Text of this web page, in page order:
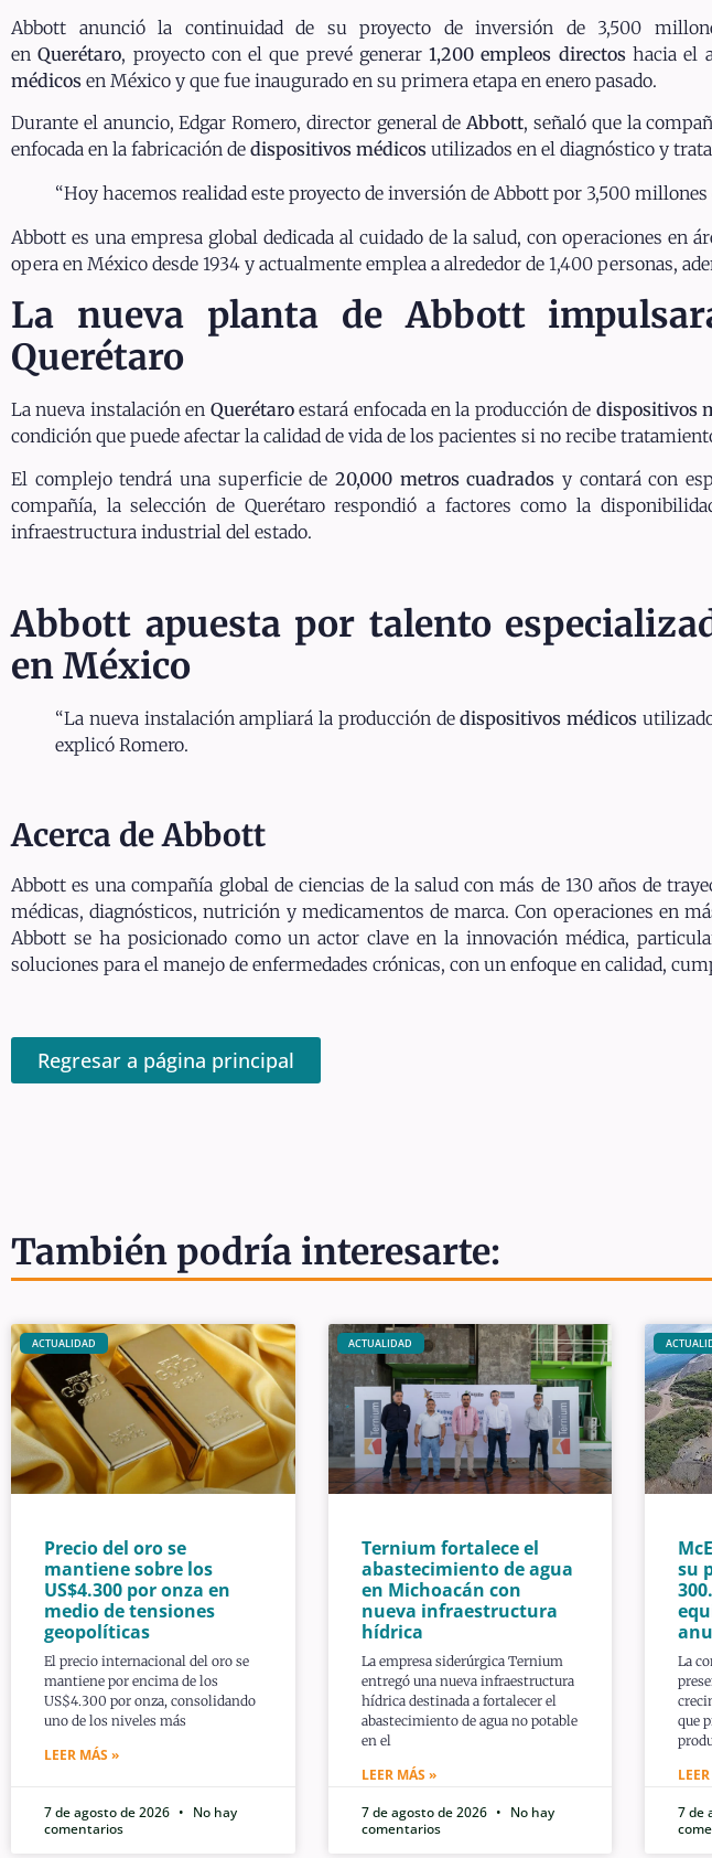
Abbott anunció la continuidad de su proyecto de inversión de 3,500
enQuerétaro, proyecto con el que prevé generar1,200 empleos directoshacia el
médicos en México y que fue inaugurado en su primera etapa en enero pasado.
Durante el anuncio, Edgar Romero, director general deAbbott, señaló que la
enfocada en la fabricación de dispositivos médicos utilizados en el diagnóstico y
“Hoy hacemos realidad este proyecto de inversión de Abbott por 3,500
Abbott es una empresa global dedicada al cuidado de la salud, con operaciones en
opera en México desde 1934 y actualmente emplea a alrededor de 1,400 personas,
La nueva planta de Abbott
Querétaro
La nueva instalación en Querétaroestará enfocada en la producción de dispositivos
condición que puede afectar la calidad de vida de los pacientes si no recibe
El complejo tendrá una superficie de 20,000 metros cuadrados y contará con
compañía, la selección de Querétaro respondió a factores como la
infraestructura industrial del estado.
Abbott apuesta por talento
en México
“La nueva instalación ampliará la producción dedispositivos médicos
explicó Romero.
Acerca de Abbott
Abbott es una compañía global de ciencias de la salud con más de 130 años de
médicas, diagnósticos, nutrición y medicamentos de marca. Con operaciones en
Abbott se ha posicionado como un actor clave en la innovación médica,
soluciones para el manejo de enfermedades crónicas, con un enfoque en calidad,
Regresar a página principal
También podría interesarte:
ACTUALIDAD
Precio del oro se
mantiene sobre los
US$4.300 por onza en
medio de tensiones
geopolíticas
El precio internacional del oro se
mantiene por encima de los
US$4.300 por onza, consolidando
uno de los niveles más
LEER MÁS »
7 de agosto de 2026
No hay
comentarios
ACTUALIDAD
Ternium fortalece el
abastecimiento de agua
en Michoacán con
nueva infraestructura
hídrica
La empresa siderúrgica Ternium
entregó una nueva infraestructura
hídrica destinada a fortalecer el
abastecimiento de agua no potable
en el
LEER MÁS »
7 de agosto de 2026
No hay
comentarios
su
La
que
7 de